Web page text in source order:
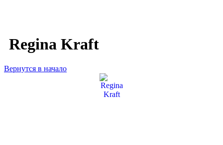
Regina Kraft
Вернутся в начало